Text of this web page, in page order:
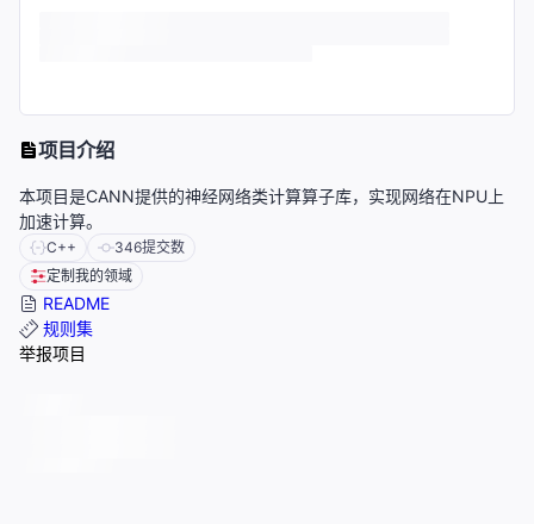
项目介绍
本项目是CANN提供的神经网络类计算算子库，实现网络在NPU上
加速计算。
C++ 346提交数
定制我的领域
README
规则集
举报项目